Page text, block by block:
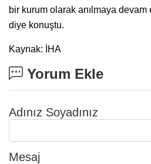
bir kurum olarak anılmaya devam
diye konuştu.
Kaynak: İHA
Yorum Ekle
Adınız Soyadınız
Mesaj